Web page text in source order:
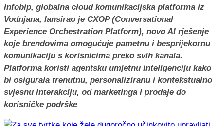
Infobip, globalna cloud komunikacijska platforma iz
Vodnjana, lansirao je CXOP (Conversational
Experience Orchestration Platform), novo AI rješenje
koje brendovima omogućuje pametnu i besprijekornu
komunikaciju s korisnicima preko svih kanala.
Platforma koristi agentsku umjetnu inteligenciju kako
bi osigurala trenutnu, personaliziranu i kontekstualno
svjesnu interakciju, od marketinga i prodaje do
korisničke podrške